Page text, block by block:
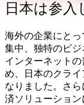
日本は参入
海外の企業にと
集中、独特のビジ
インターネット
め、日本のクラ
なりました。さ
済ソリューショ